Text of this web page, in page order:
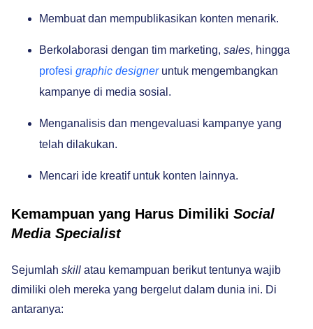
Membuat dan mempublikasikan konten menarik.
Berkolaborasi dengan tim marketing, sales, hingga
profesi graphic designer untuk mengembangkan
kampanye di media sosial.
Menganalisis dan mengevaluasi kampanye yang
telah dilakukan.
Mencari ide kreatif untuk konten lainnya.
Kemampuan yang Harus Dimiliki Social
Media Specialist
Sejumlah skill atau kemampuan berikut tentunya wajib
dimiliki oleh mereka yang bergelut dalam dunia ini. Di
antaranya: